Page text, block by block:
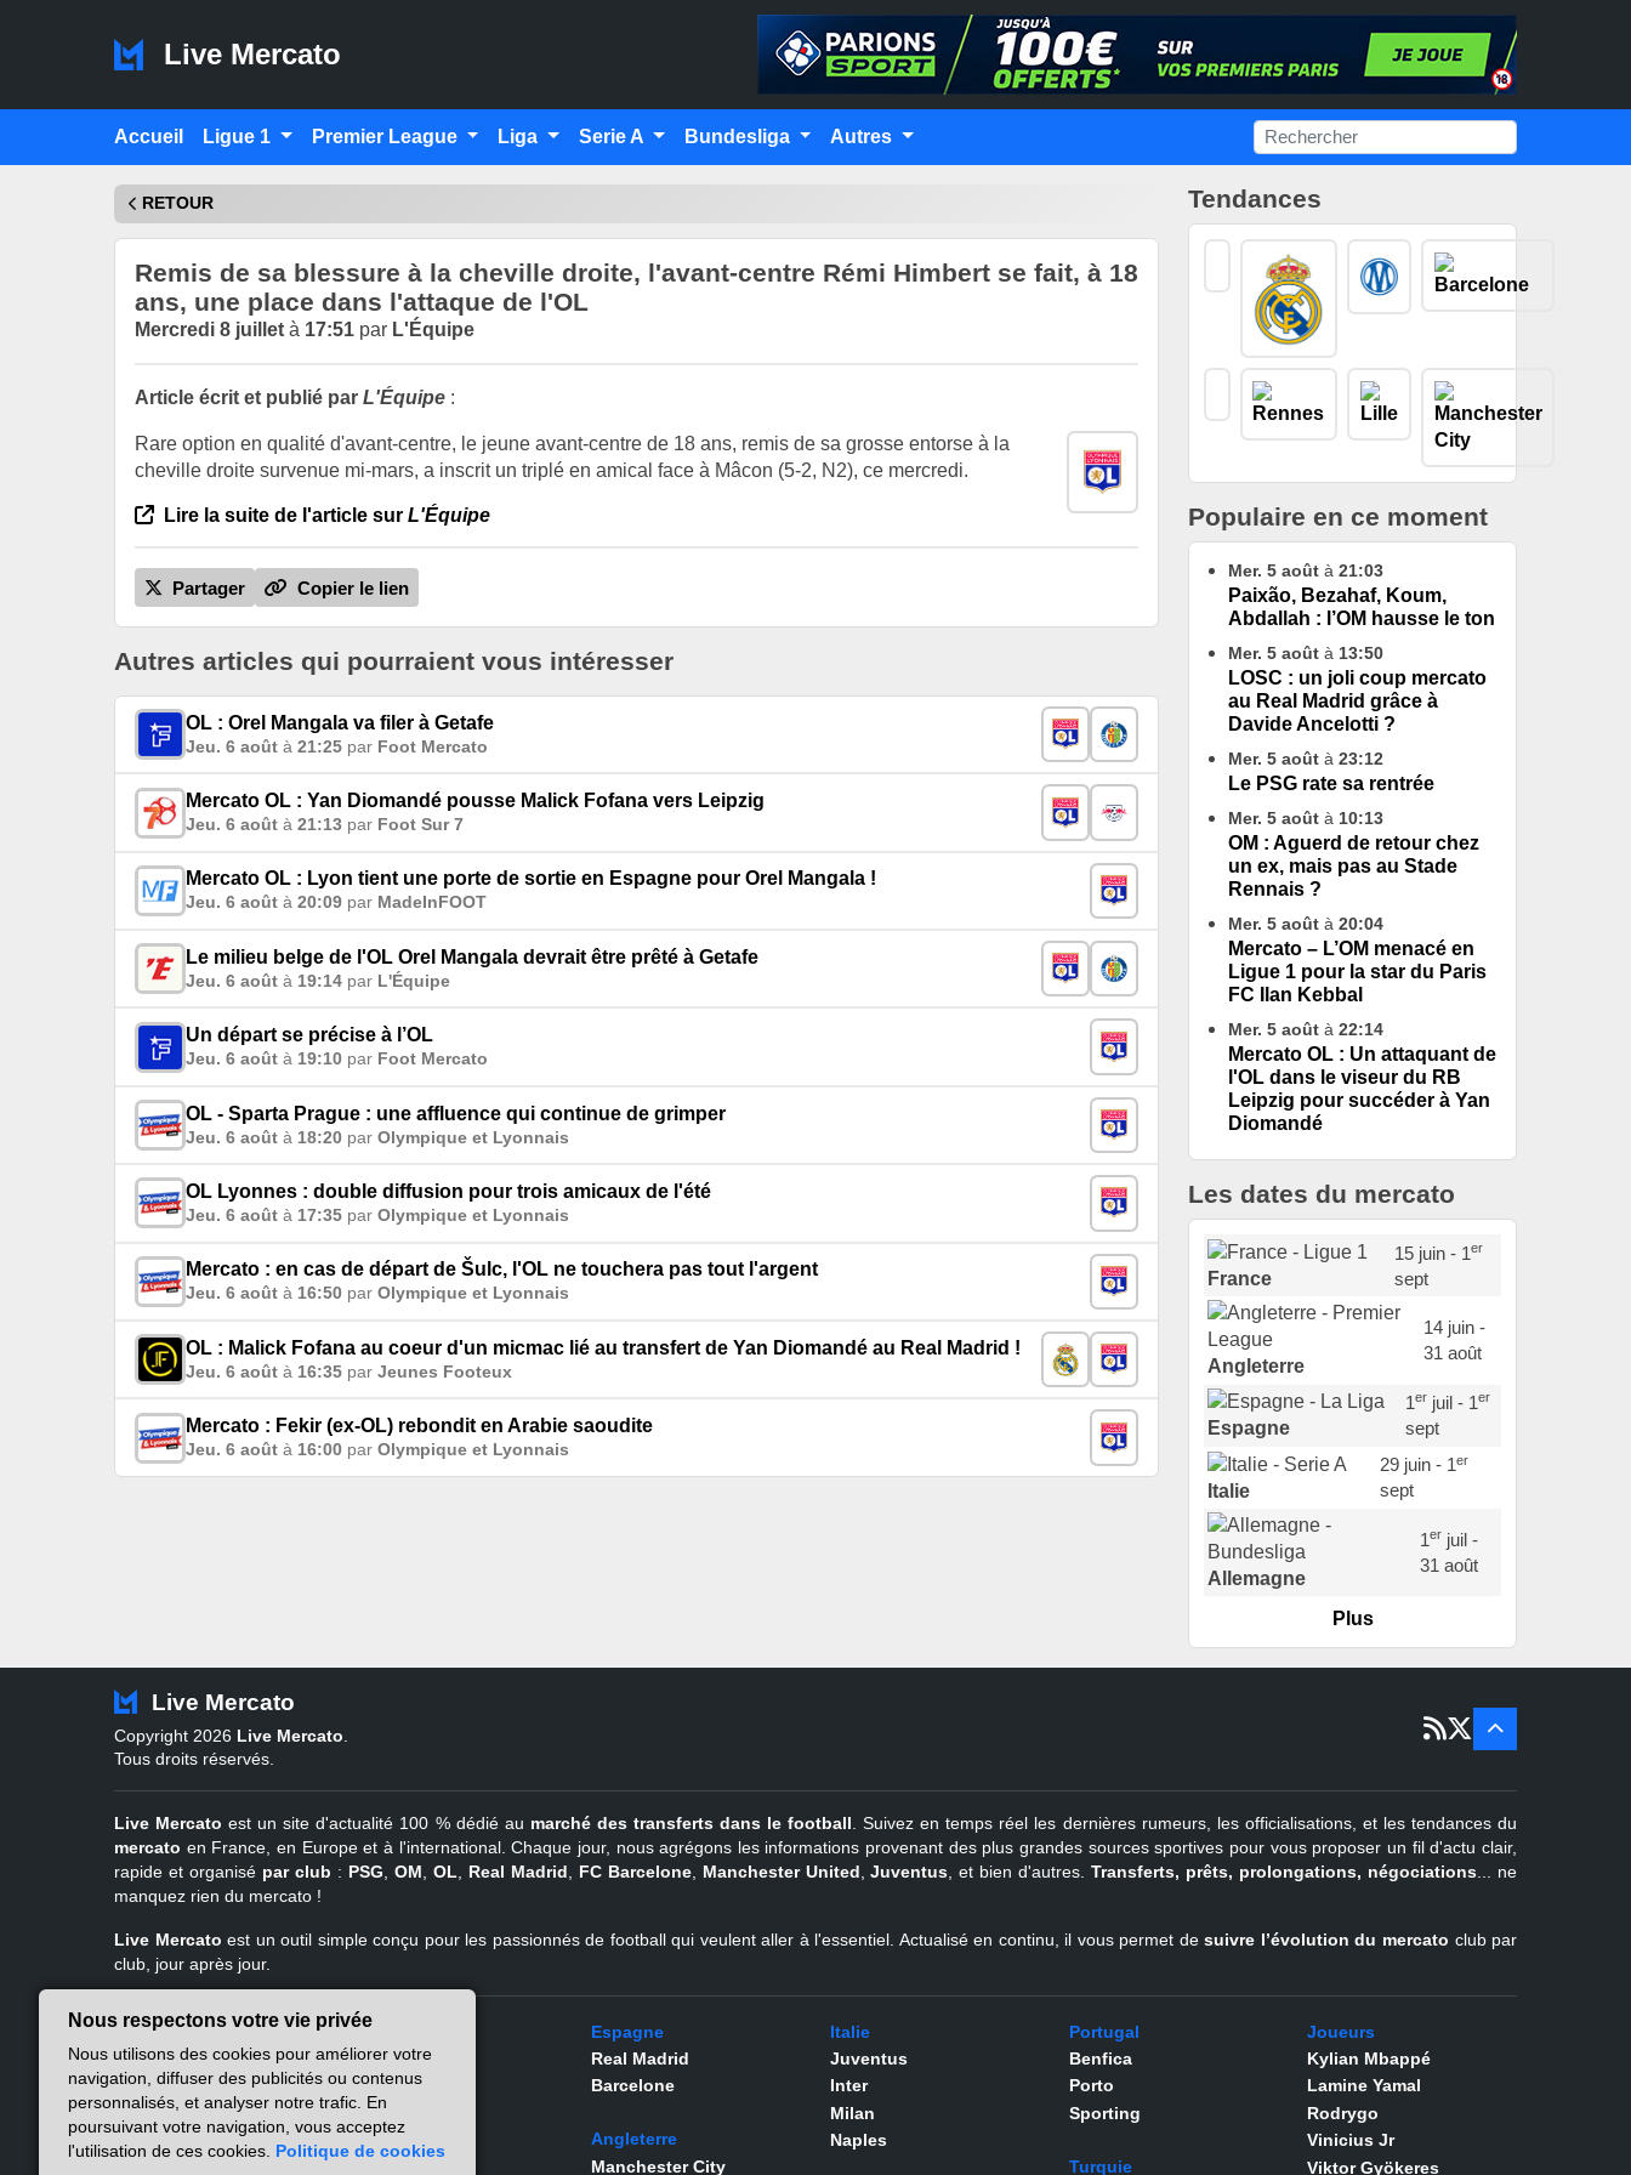
Live Mercato
Accueil Ligue 1 Premier League Liga Serie A Bundesliga Autres
RETOUR
Remis de sa blessure à la cheville droite, l'avant-centre Rémi Himbert se fait, à 18
ans, une place dans l'attaque de l'OL
Mercredi 8 juillet à 17:51 par L'Équipe
Article écrit et publié par L'Équipe :
Rare option en qualité d'avant-centre, le jeune avant-centre de 18 ans, remis de sa grosse entorse à la
cheville droite survenue mi-mars, a inscrit un triplé en amical face à Mâcon (5-2, N2), ce mercredi.
Lire la suite de l'article sur L'Équipe
Partager Copier le lien
Autres articles qui pourraient vous intéresser
OL : Orel Mangala va filer à Getafe
Jeu. 6 août à 21:25 par Foot Mercato
Mercato OL : Yan Diomandé pousse Malick Fofana vers Leipzig
Jeu. 6 août à 21:13 par Foot Sur 7
Mercato OL : Lyon tient une porte de sortie en Espagne pour Orel Mangala !
Jeu. 6 août à 20:09 par MadeInFOOT
Le milieu belge de l'OL Orel Mangala devrait être prêté à Getafe
Jeu. 6 août à 19:14 par L'Équipe
Un départ se précise à l’OL
Jeu. 6 août à 19:10 par Foot Mercato
OL - Sparta Prague : une affluence qui continue de grimper
Jeu. 6 août à 18:20 par Olympique et Lyonnais
OL Lyonnes : double diffusion pour trois amicaux de l'été
Jeu. 6 août à 17:35 par Olympique et Lyonnais
Mercato : en cas de départ de Šulc, l'OL ne touchera pas tout l'argent
Jeu. 6 août à 16:50 par Olympique et Lyonnais
OL : Malick Fofana au coeur d'un micmac lié au transfert de Yan Diomandé au Real Madrid !
Jeu. 6 août à 16:35 par Jeunes Footeux
Mercato : Fekir (ex-OL) rebondit en Arabie saoudite
Jeu. 6 août à 16:00 par Olympique et Lyonnais
Tendances
Populaire en ce moment
Mer. 5 août à 21:03
Paixão, Bezahaf, Koum,
Abdallah : l’OM hausse le ton
Mer. 5 août à 13:50
LOSC : un joli coup mercato
au Real Madrid grâce à
Davide Ancelotti ?
Mer. 5 août à 23:12
Le PSG rate sa rentrée
Mer. 5 août à 10:13
OM : Aguerd de retour chez
un ex, mais pas au Stade
Rennais ?
Mer. 5 août à 20:04
Mercato – L’OM menacé en
Ligue 1 pour la star du Paris
FC Ilan Kebbal
Mer. 5 août à 22:14
Mercato OL : Un attaquant de
l'OL dans le viseur du RB
Leipzig pour succéder à Yan
Diomandé
Les dates du mercato
France
15 juin - 1er
sept
Angleterre
14 juin -
31 août
Espagne
1erjuil - 1er
sept
Italie
29 juin - 1er
sept
Allemagne
1erjuil -
31 août
Portugal
15 sept
sept
Turquie
sept
Belgique
juil -
31 août
Plus
Live Mercato
Copyright 2026 Live Mercato.
Tous droits réservés.
Live Mercato est un site d'actualité 100 % dédié au marché des transferts dans le football. Suivez en temps réel les dernières rumeurs, les officialisations, et les tendances du
mercato en France, en Europe et à l'international. Chaque jour, nous agrégons les informations provenant des plus grandes sources sportives pour vous proposer un fil d'actu clair,
rapide et organisé par club : PSG, OM, OL, Real Madrid, FC Barcelone, Manchester United,Juventus, et bien d'autres.Transferts, prêts, prolongations, négociations... ne
manquez rien du mercato !
Live Mercato est un outil simple conçu pour les passionnés de football qui veulent aller à l'essentiel. Actualisé en continu, il vous permet desuivre l’évolution du mercato club par
club, jour après jour.
Live Mercato
A propos
Nous contacter
Mentions légales
Politique de
Ligue 1
PSG
Marseille
Lyon
Lille
Espagne
Real Madrid
Barcelone
Angleterre
Manchester City
Italie
Juventus
Inter
Milan
Naples
Portugal
Benfica
Porto
Sporting
Turquie
Joueurs
Kylian Mbappé
Lamine Yamal
Rodrygo
Vinicius Jr
Viktor Gyökeres
Nous respectons votre vie privée
Nous utilisons des cookies pour améliorer votre
navigation, diffuser des publicités ou contenus
personnalisés, et analyser notre trafic. En
poursuivant votre navigation, vous acceptez
l'utilisation de ces cookies. Politique de cookies